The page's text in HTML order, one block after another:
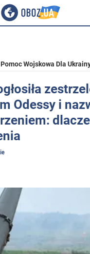
Pomoc Wojskowa Dla
Odessy i